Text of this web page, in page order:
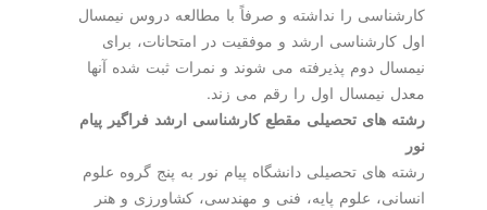
كارشناسی را نداشته و صرفاً با مطالعه دروس نیمسال
اول كارشناسی ارشد و موفقیت در امتحانات، برای
نیمسال دوم پذیرفته می شوند و نمرات ثبت شده آنها
معدل نیمسال اول را رقم می زند.
رشته های تحصیلی مقطع كارشناسی ارشد فراگیر پیام
رشته های تحصیلی دانشگاه پیام نور به پنج گروه علوم
انسانی، علوم پایه، فنی و مهندسی، كشاورزی و هنر